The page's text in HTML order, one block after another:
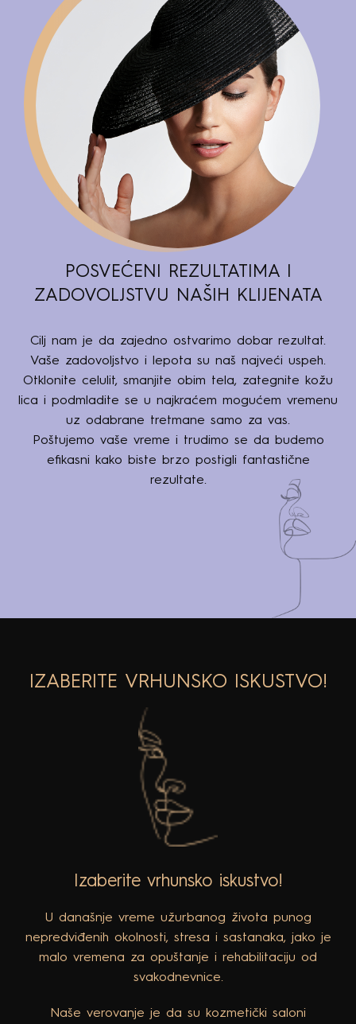
POSVEĆENI REZULTATIMA I
Cilj nam je da zajedno ostvarimo dobar rezultat.
Vaše zadovoljstvo i lepota su naš najveći uspeh.
Otklonite celulit, smanjite obim tela, zategnite kožu
lica i podmladite se u najkraćem mogućem vremenu
uz odabrane tretmane samo za vas.
Poštujemo vaše vreme i trudimo se da budemo
efikasni kako biste brzo postigli fantastične
IZABERITE VRHUNSKO ISKUSTVO!
U današnje vreme užurbanog života punog
nepredviđenih okolnosti, stresa i sastanaka, jako je
malo vremena za opuštanje i rehabilitaciju od